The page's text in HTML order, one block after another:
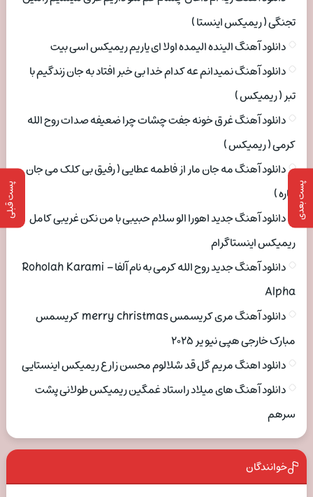
پست بعدی پست قبلی
تجنگی ( ریمیکس اینستا )
دانلود آهنگ الینده الیمده اولا ای یاریم ریمیکس اسی بیت
دانلود آهنگ نمیدانم عه کدام خدا بی خبر افتاد به جان زندگیم با
تبر ( ریمیکس )
دانلود آهنگ غرق خونه جفت چشات چرا ضعیفه صدات روح الله
کرمی ( ریمیکس )
دانلود آهنگ مه جان مار از فاطمه عطایی ( رفیق بی کلک می جان
ماره )
دانلود آهنگ جدید اهورا الو سلام حبیبی با من نکن غریبی کامل
ریمیکس اینستاگرام
دانلود آهنگ جدید روح الله کرمی به نام آلفا Roholah Karami –
Alpha
دانلود آهنگ مری کریسمس merry christmas کریسمس
مبارک خارجی هپی نیو یر ۲۰۲۵
دانلود اهنگ مریم گل قد شلالوم محسن زارع ریمیکس اینستایی
دانلود آهنگ های میلاد راستاد غمگین ریمیکس طولانی پشت
سرهم
خوانندگان